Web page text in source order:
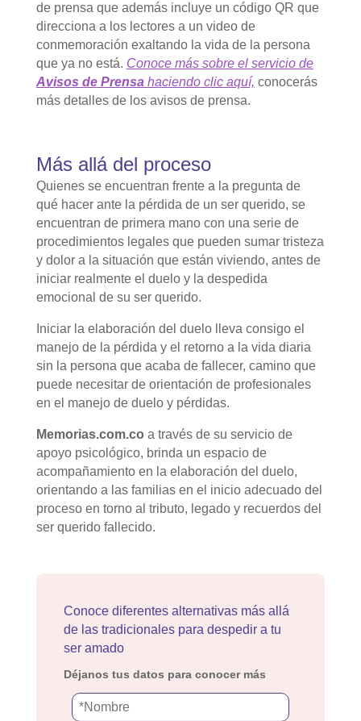
de prensa que además incluye un código QR que
direcciona a los lectores a un video de
conmemoración exaltando la vida de la persona
que ya no está. Conoce más sobre el servicio de
Avisos de Prensahaciendo clic aquí, conocerás
más detalles de los avisos de prensa.
Más allá del proceso
Quienes se encuentran frente a la pregunta de
qué hacer ante la pérdida de un ser querido, se
encuentran de primera mano con una serie de
procedimientos legales que pueden sumar tristeza
y dolor a la situación que están viviendo, antes de
iniciar realmente el duelo y la despedida
emocional de su ser querido.
Iniciar la elaboración del duelo lleva consigo el
manejo de la pérdida y el retorno a la vida diaria
sin la persona que acaba de fallecer, camino que
puede necesitar de orientación de profesionales
en el manejo de duelo y pérdidas.
Memorias.com.co a través de su servicio de
apoyo psicológico, brinda un espacio de
acompañamiento en la elaboración del duelo,
orientando a las familias en el inicio adecuado del
proceso en torno al tributo, legado y recuerdos del
ser querido fallecido.
Conoce diferentes alternativas más allá
de las tradicionales para despedir a tu
ser amado
Déjanos tus datos para conocer más